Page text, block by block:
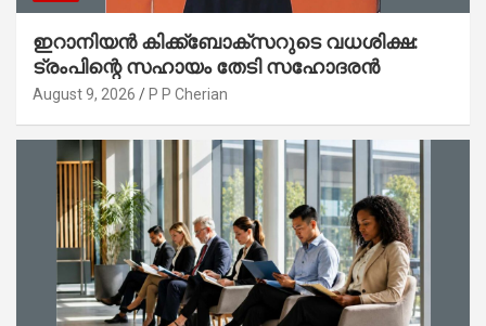
ഇറാനിയൻ കിക്ക്ബോക്സറുടെ വധശിക്ഷ:
ട്രംപിന്റെ സഹായം തേടി സഹോദരൻ
August 9, 2026 P P Cherian